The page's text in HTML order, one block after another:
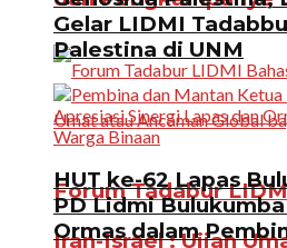
Forum Tadabur
Iran-Israel : Ujian
Gelar LIDMI
Palestina di UNM
HUT ke-62 Lapas
PD Lidmi
Ormas dalam